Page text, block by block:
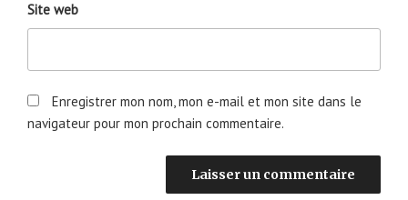
Site web
Enregistrer mon nom, mon e-mail et mon site dans le
navigateur pour mon prochain commentaire.